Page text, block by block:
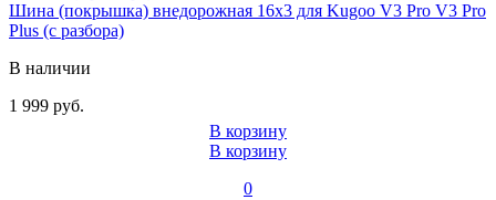
Шина (покрышка) внедорожная 16x3 для Kugoo V3 Pro V3 Pro
Plus (с разбора)
В наличии
1 999 руб.
В корзину
В корзину
0